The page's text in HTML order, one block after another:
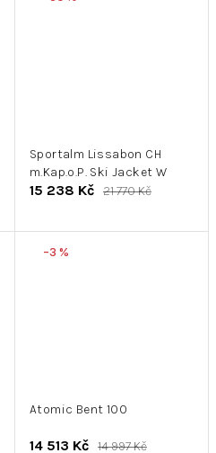
Sportalm Lissabon CH
m.Kap.o.P. Ski Jacket W
15 238 Kč 21 770 Kč
–3 %
Atomic Bent 100
14 513 Kč 14 997 Kč